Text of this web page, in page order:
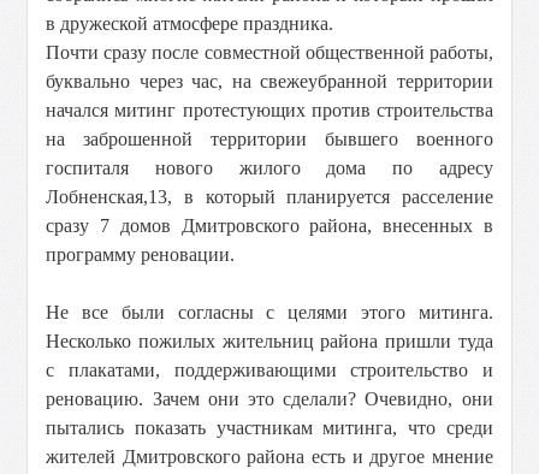
в дружеской атмосфере праздника.
Почти сразу после совместной общественной работы,
буквально через час, на свежеубранной территории
начался митинг протестующих против строительства
на заброшенной территории бывшего военного
госпиталя нового жилого дома по адресу
Лобненская,13, в который планируется расселение
сразу 7 домов Дмитровского района, внесенных в
программу реновации.
Не все были согласны с целями этого митинга.
Несколько пожилых жительниц района пришли туда
с плакатами, поддерживающими строительство и
реновацию. Зачем они это сделали? Очевидно, они
пытались показать участникам митинга, что среди
жителей Дмитровского района есть и другое мнение